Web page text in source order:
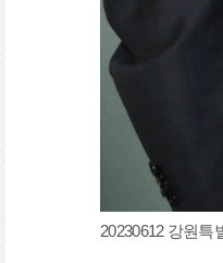
20230612 강원